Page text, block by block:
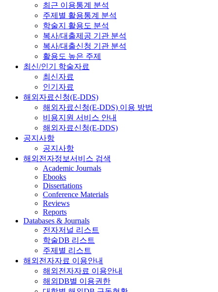
최근 이용통계 분석
주제별 활용통계 분석
학술지 활용도 분석
복사/대출제공 기관 분석
복사/대출신청 기관 분석
활용도 높은 주제
최신/인기 학술자료
최신자료
인기자료
해외자료신청(E-DDS)
해외자료신청(E-DDS) 이용 방법
비용지원 서비스 안내
해외자료신청(E-DDS)
공지사항
공지사항
해외전자정보서비스 검색
Academic Journals
Ebooks
Dissertations
Conference Materials
Reviews
Reports
Databases & Journals
전자저널 리스트
학술DB 리스트
주제별 리스트
해외전자자료 이용안내
해외전자자료 이용안내
해외DB별 이용권한